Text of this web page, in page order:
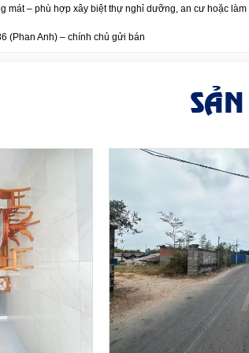
mát – phù hợp xây biệt thự nghỉ dưỡng, an cư hoặc làm
(Phan Anh) – chính chủ gửi bán